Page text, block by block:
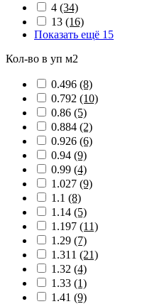
4 (34)
13 (16)
Показать ещё 15
Кол-во в уп м2
0.496 (8)
0.792 (10)
0.86 (5)
0.884 (2)
0.926 (6)
0.94 (9)
0.99 (4)
1.027 (9)
1.1 (8)
1.14 (5)
1.197 (11)
1.29 (7)
1.311 (21)
1.32 (4)
1.33 (1)
1.41 (9)